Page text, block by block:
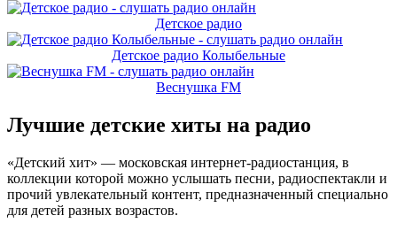
Детское радио
Детское радио Колыбельные
Веснушка FM
Лучшие детские хиты на радио
«Детский хит» — московская интернет-радиостанция, в
коллекции которой можно услышать песни, радиоспектакли и
прочий увлекательный контент, предназначенный специально
для детей разных возрастов.